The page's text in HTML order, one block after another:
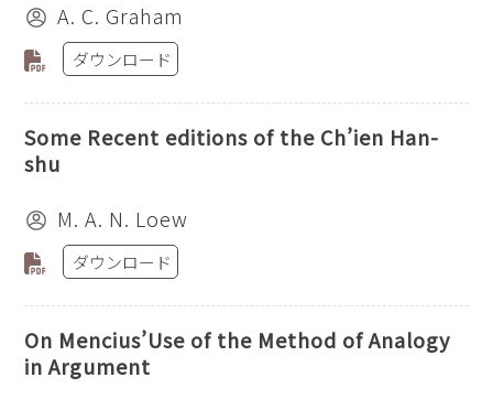
A. C. Graham
ダウンロード
Some Recent editions of the Ch’ien Han-
shu
M. A. N. Loew
ダウンロード
On Mencius’Use of the Method of Analogy
in Argument